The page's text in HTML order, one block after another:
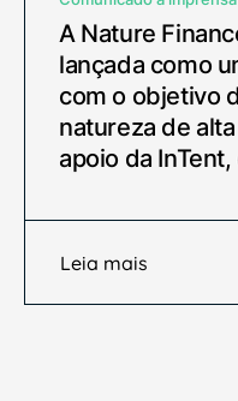
A Nature
lançada como
com o objetivo
natureza de
apoio da
Leia mais